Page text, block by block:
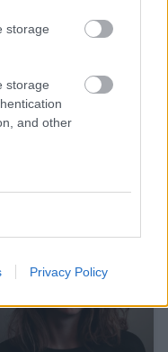
storage
storage
and other
Privacy Policy
bír a neve?